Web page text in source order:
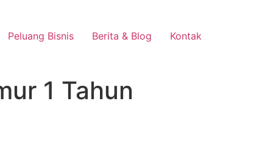
Peluang Bisnis Berita & Blog Kontak
1 Tahun